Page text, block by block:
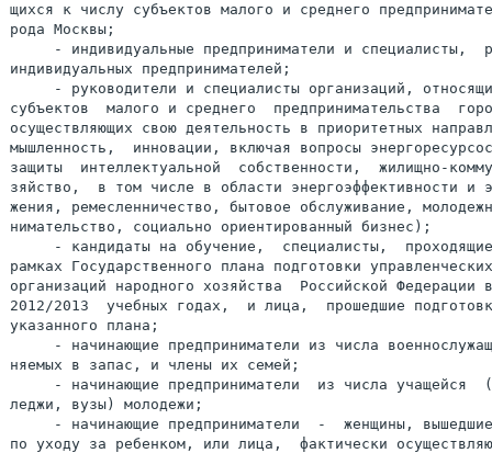
щихся к числу субъектов малого и среднего
рода Москвы;
- индивидуальные предприниматели и специалисты,
индивидуальных предпринимателей;
- руководители и специалисты организаций,
субъектов  малого и среднего  предпринимательства
осуществляющих свою деятельность в приоритетных
мышленность,  инновации, включая вопросы
защиты  интеллектуальной  собственности,  жилищно-
зяйство,  в том числе в области энергоэффективности и
жения, ремесленничество, бытовое обслуживание,
нимательство, социально ориентированный бизнес);
- кандидаты на обучение,  специалисты,
рамках Государственного плана подготовки
организаций народного хозяйства  Российской Федерации
2012/2013  учебных годах,  и лица,  прошедшие
указанного плана;
- начинающие предприниматели из числа
няемых в запас, и члены их семей;
- начинающие предприниматели  из числа учащейся
леджи, вузы) молодежи;
- начинающие предприниматели  -  женщины,
по уходу за ребенком, или лица,  фактически